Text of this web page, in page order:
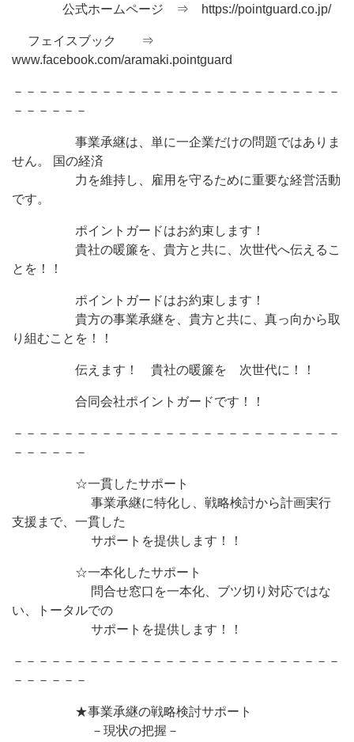
公式ホームページ ⇒ https://pointguard.co.jp/
フェイスブック ⇒
www.facebook.com/aramaki.pointguard
－－－－－－－－－－－－－－－－－－－－－－－－－－
－－－－－－
事業承継は、単に一企業だけの問題ではありま
せん。 国の経済
力を維持し、雇用を守るために重要な経営活動
です。
ポイントガードはお約束します！
貴社の暖簾を、貴方と共に、次世代へ伝えるこ
とを！！
ポイントガードはお約束します！
貴方の事業承継を、貴方と共に、真っ向から取
り組むことを！！
伝えます！ 貴社の暖簾を 次世代に！！
合同会社ポイントガードです！！
－－－－－－－－－－－－－－－－－－－－－－－－－－
－－－－－－
☆一貫したサポート
事業承継に特化し、戦略検討から計画実行
支援まで、一貫した
サポートを提供します！！
☆一本化したサポート
問合せ窓口を一本化、ブツ切り対応ではな
い、トータルでの
サポートを提供します！！
－－－－－－－－－－－－－－－－－－－－－－－－－－
－－－－－－
★事業承継の戦略検討サポート
－現状の把握－